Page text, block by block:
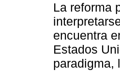
La reforma
encuentra
Estados
paradigma,